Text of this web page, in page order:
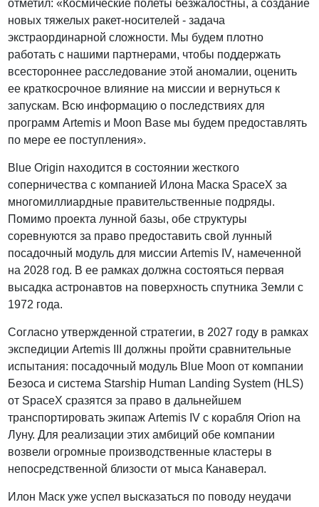
отметил: «Космические полеты безжалостны, а создание
новых тяжелых ракет-носителей - задача
экстраординарной сложности. Мы будем плотно
работать с нашими партнерами, чтобы поддержать
всестороннее расследование этой аномалии, оценить
ее краткосрочное влияние на миссии и вернуться к
запускам. Всю информацию о последствиях для
программ Artemis и Moon Base мы будем предоставлять
по мере ее поступления».
Blue Origin находится в состоянии жесткого
соперничества с компанией Илона Маска SpaceX за
многомиллиардные правительственные подряды.
Помимо проекта лунной базы, обе структуры
соревнуются за право предоставить свой лунный
посадочный модуль для миссии Artemis IV, намеченной
на 2028 год. В ее рамках должна состояться первая
высадка астронавтов на поверхность спутника Земли с
1972 года.
Согласно утвержденной стратегии, в 2027 году в рамках
экспедиции Artemis III должны пройти сравнительные
испытания: посадочный модуль Blue Moon от компании
Безоса и система Starship Human Landing System (HLS)
от SpaceX сразятся за право в дальнейшем
транспортировать экипаж Artemis IV с корабля Orion на
Луну. Для реализации этих амбиций обе компании
возвели огромные производственные кластеры в
непосредственной близости от мыса Канаверал.
Илон Маск уже успел высказаться по поводу неудачи